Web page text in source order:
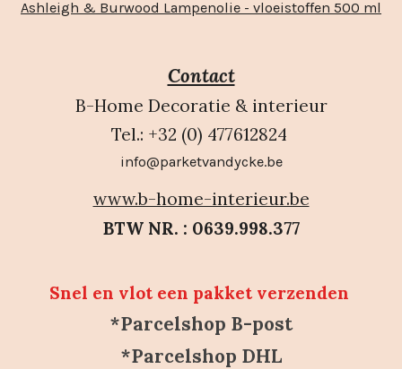
Ashleigh & Burwood Lampenolie - vloeistoffen 500 ml
Contact
B-Home Decoratie & interieur
Tel.: +32 (0) 477612824
info@parketvandycke.be
www.b-home-interieur.be
BTW NR. : 0639.998.377
Snel en vlot een pakket verzenden
*Parcelshop B-post
*Parcelshop DHL